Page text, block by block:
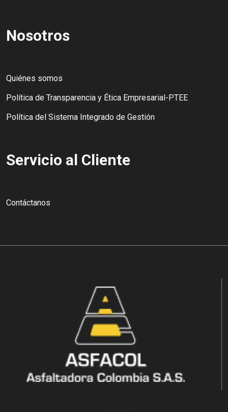
Nosotros
Quiénes somos
Política de Transparencia y Ética Empresarial-PTEE
Política del Sistema Integrado de Gestión
Servicio al Cliente
Contáctanos